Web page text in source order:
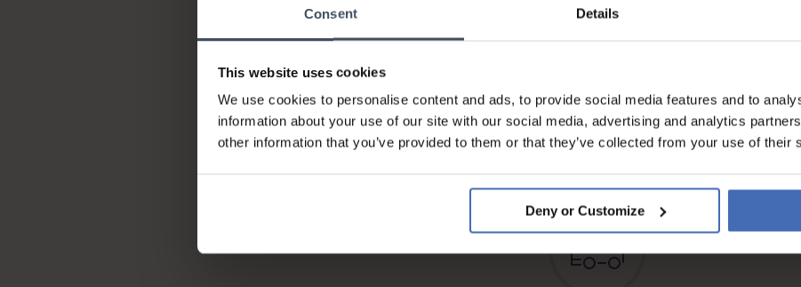
Consent Details
This website uses cookies
We use cookies to personalise content and ads, to provide social media features and to
information about your use of our site with our social media, advertising and analytics
other information that you’ve provided to them or that they’ve collected from your use of their
Deny or Customize
Fattura & Pagamento a rate
fino a 5000.-
info